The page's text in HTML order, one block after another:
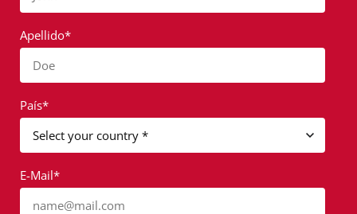
Apellido*
Doe
País*
E-Mail*
name@mail.com